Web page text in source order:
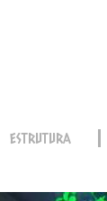
ESTRUTURA